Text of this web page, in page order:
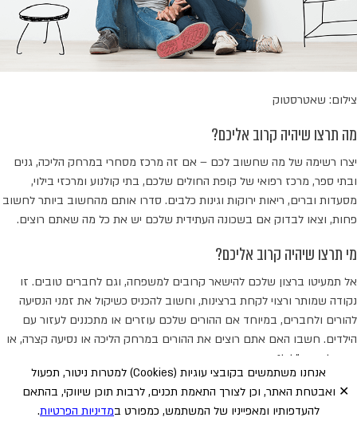
אנחנו משתמשים בקובצי עוגיות (Cookies) למטרות ניטור, תפעול
ואבטחת האתר, וכן לצורך התאמת תכנים, לרבות תוכן שיווקי, בהתאם
להעדפותיו ומאפייניו של המשתמש, כמפורט במדיניות הפרטיות.
✕
צילום: שאטרסטוק
מה תרצו שיהיה קרוב אליכם?
יצרו רשימה של מה שחשוב לכם – אם זה מרכז מסחרי במרחק הליכה, גנים
ובתי ספר, מרכז רפואי של קופת החולים שלכם, בתי קולנוע ומרכזי בילוי,
מסעדות וברים, ריאות ירוקות וגינות כלבים. סדרו אותם מהחשוב ביותר לחשוב
פחות, וצאו לבדוק אם בשכונה העתידית שלכם יש את כל מה שאתם רוצים.
מי תרצו שיהיה קרוב אליכם?
אל תמעיטו ברצון שלכם להישאר קרובים למשפחה, וגם לחברים טובים. זו
נקודה שמותר ורצוי לקחת ברצינות, וחשוב להכניס כשיקול את זמני הנסיעה
להורים ולחברים, במיוחד אם ההורים שלכם עוזרים או מתכננים לעזור עם
הילדים. חשבו האם אתם רוצים את ההורים במרחק הליכה או נסיעה קצרה, או
בעיר ליד, וכנ"ל לגבי החברים.